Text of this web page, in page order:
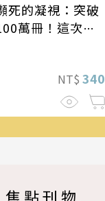
死的凝視：突破
萬冊！這次的
NT$ 340
焦點刊物